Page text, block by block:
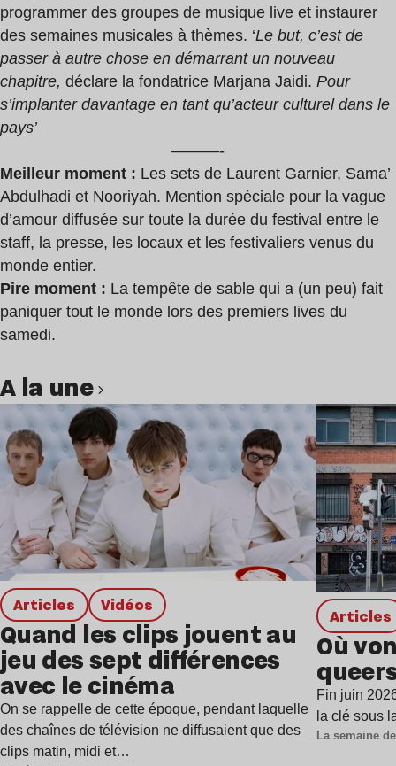
programmer des groupes de musique live et instaurer
des semaines musicales à thèmes. ‘Le but, c’est de
passer à autre chose en démarrant un nouveau
chapitre, déclare la fondatrice Marjana Jaidi. Pour
s’implanter davantage en tant qu’acteur culturel dans le
pays’
———-
Meilleur moment : Les sets de Laurent Garnier, Sama’
Abdulhadi et Nooriyah. Mention spéciale pour la vague
d’amour diffusée sur toute la durée du festival entre le
staff, la presse, les locaux et les festivaliers venus du
monde entier.
Pire moment : La tempête de sable qui a (un peu) fait
paniquer tout le monde lors des premiers lives du
samedi.
A la une
Articles Vidéos
Quand les clips jouent au
jeu des sept différences
avec le cinéma
On se rappelle de cette époque, pendant laquelle
des chaînes de télévision ne diffusaient que des
clips matin, midi et…
Articles
Où
Fin juin
la clé sous
La semaine
Lire l’article